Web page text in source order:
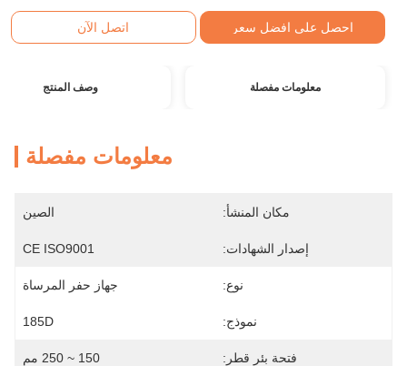
احصل على افضل سعر اتصل الآن
معلومات مفصلة وصف المنتج
معلومات مفصلة
مكان المنشأ: الصين
إصدار الشهادات: CE ISO9001
نوع: جهاز حفر المرساة
نموذج: 185D
فتحة بئر قطر: 150 ~ 250 مم